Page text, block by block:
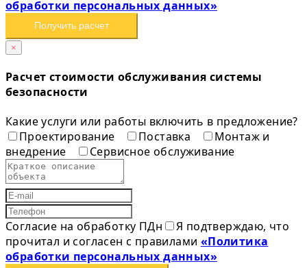
обработки персональных данных»
Получить расчет
×
Расчет стоимости обслуживания системы
безопасности
Какие услуги или работы включить в предложение?
Проектирование
Поставка
Монтаж и
внедрение
Сервисное обслуживание
Согласие на обработку ПДн
Я подтверждаю, что
прочитал и согласен с правилами «Политика
обработки персональных данных»